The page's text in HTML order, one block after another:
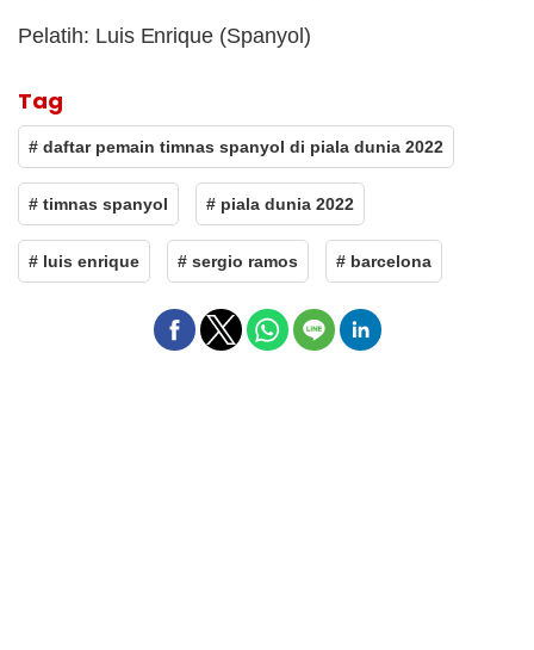
Pelatih: Luis Enrique (Spanyol)
Tag
# daftar pemain timnas spanyol di piala dunia 2022
# timnas spanyol # piala dunia 2022
# luis enrique # sergio ramos # barcelona